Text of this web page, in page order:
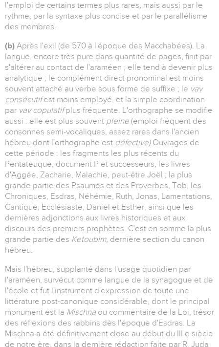
l'emploi de certains termes plus rares, mais aussi par le
rythme, par la syntaxe plus concise et par le parallélisme
des membres.
(b) Après l'exil (de 570 à l'époque des Macchabées). La
langue, encore très pure dans quantité de pages, finit par
s'altérer au contact de l'araméen ; elle tend à devenir plus
analytique ; le complément direct pronominal est moins
souvent attaché au verbe sous forme de suffixe ; le vav
consécutifest moins employé, et la simple coordination
par vav copulatifplus fréquente. L'orthographe se modifie
aussi : elle est plus souvent pleine (emploi fréquent des
consonnes semi-vocaliques, assez rares dans l'ancien
hébreu dont l'orthographe est défective) Ouvrages de
cette période : les fragments les plus récents du
Pentateuque, document P et successeurs, les livres
d'Aggée, Zacharie, Malachie, peut-être Joël ; la plus
grande partie des Psaumes et des Proverbes, Tob, les
Chroniques, Esdras, Néhémie, Ruth, Jonas, Lamentations,
Cantique, Ecclésiaste, Daniel et Esther, ainsi que les
dernières adjonctions aux livres historiques et aux
discours des premiers prophètes. C'est en somme la plus
grande partie des Ketoubim, dernière section du canon
hébreu.
Mais l'hébreu, supplanté dans l'usage quotidien par
l'araméen, survécut comme langue de la synagogue et de
l'école et fut l'instrument d'expression de toute une
littérature post-canonique considérable, dont le principal
monument est la Mischna ou commentaire de la Loi, trésor
des réflexions des rabbins dès l'époque d'Esdras. La
Mischna a été définitivement close au début du III e siècle
de notre ère, dans la dernière rédaction faite par R. Juda